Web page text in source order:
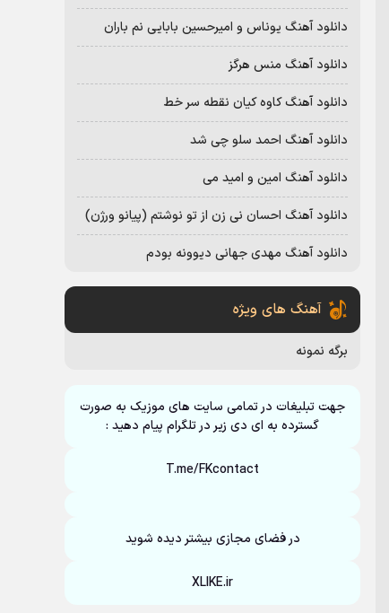
دانلود آهنگ یوناس و امیرحسین بابایی نم باران
دانلود آهنگ منس هرگز
دانلود آهنگ کاوه کیان نقطه سر خط
دانلود آهنگ احمد سلو چی شد
دانلود آهنگ امین و امید می
دانلود آهنگ احسان نی زن از تو نوشتم (پیانو ورژن)
دانلود آهنگ مهدی جهانی دیوونه بودم
آهنگ های ویژه
برگه نمونه
جهت تبلیغات در تمامی سایت های موزیک به صورت
گسترده به ای دی زیر در تلگرام پیام دهید :
T.me/FKcontact
در فضای مجازی بیشتر دیده شوید
XLIKE.ir